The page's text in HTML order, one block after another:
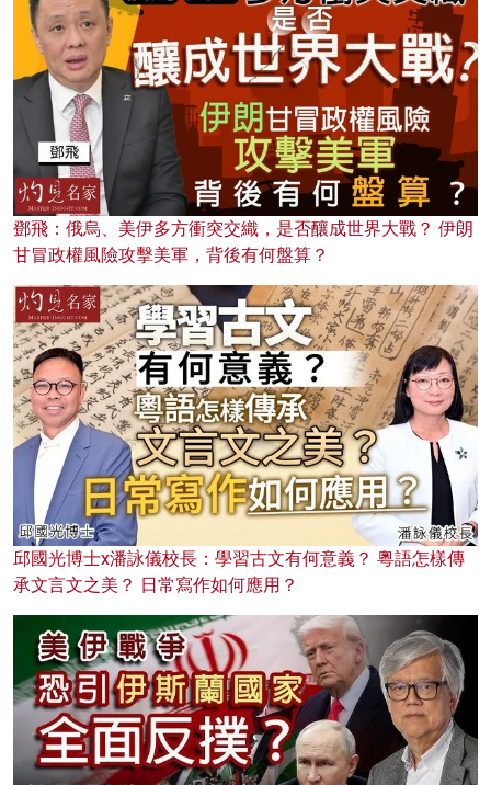
鄧飛：俄烏、美伊多方衝突交織，是否釀成世界大戰？ 伊朗
甘冒政權風險攻擊美軍，背後有何盤算？
邱國光博士x潘詠儀校長：學習古文有何意義？ 粵語怎樣傳
承文言文之美？ 日常寫作如何應用？